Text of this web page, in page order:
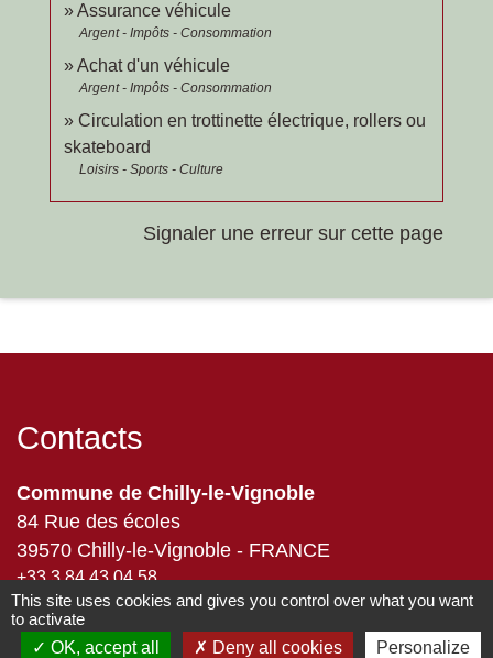
Assurance véhicule
Argent - Impôts - Consommation
Achat d'un véhicule
Argent - Impôts - Consommation
Circulation en trottinette électrique, rollers ou
skateboard
Loisirs - Sports - Culture
Signaler une erreur sur cette page
Contacts
Commune de Chilly-le-Vignoble
84 Rue des écoles
39570 Chilly-le-Vignoble - FRANCE
+33 3 84 43 04 58
Contact par formulaire
This site uses cookies and gives you control over what you want
to activate
OK, accept all
Deny all cookies Personalize